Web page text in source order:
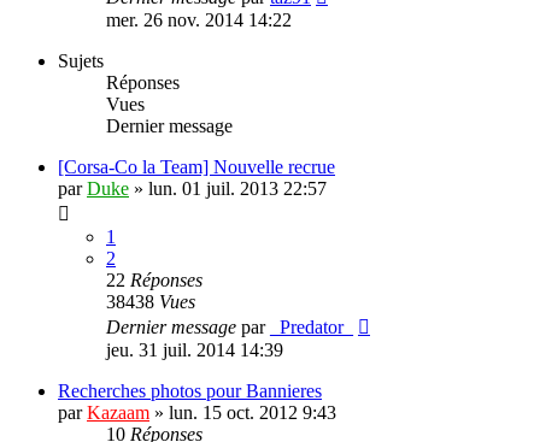
mer. 26 nov. 2014 14:22
Sujets
Réponses
Vues
Dernier message
[Corsa-Co la Team] Nouvelle recrue
parDuke » lun. 01 juil. 2013 22:57
1
2
22 Réponses
38438 Vues
Dernier message par
_Predator_
jeu. 31 juil. 2014 14:39
Recherches photos pour Bannieres
parKazaam » lun. 15 oct. 2012 9:43
10 Réponses